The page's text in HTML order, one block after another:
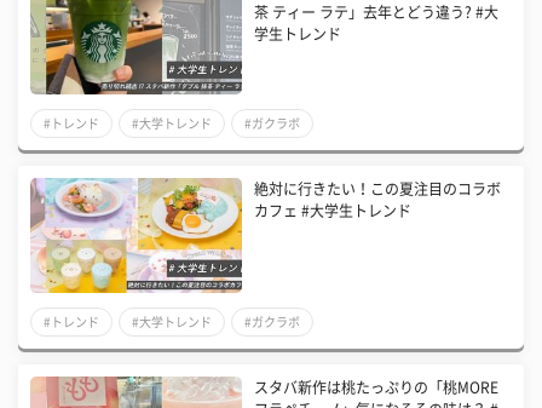
茶 ティー ラテ」去年とどう違う? #大
学生トレンド
#トレンド #大学トレンド #ガクラボ
絶対に行きたい！この夏注目のコラボ
カフェ #大学生トレンド
#トレンド #大学トレンド #ガクラボ
スタバ新作は桃たっぷりの「桃MORE